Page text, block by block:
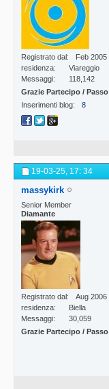
Registrato dal
Feb 2005
residenza
Viareggio
Messaggi
118,142
Grazie Partecipo / Passo
Inserimenti blog
8
19-03-25, 17: 34
massykirk
Senior Member
Diamante
Registrato dal
Aug 2006
residenza
Biella
Messaggi
30,059
Grazie Partecipo / Passo